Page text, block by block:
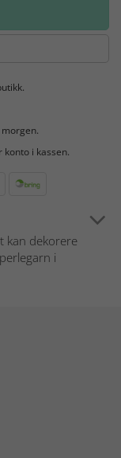
i kassen.
kan dekorere
i